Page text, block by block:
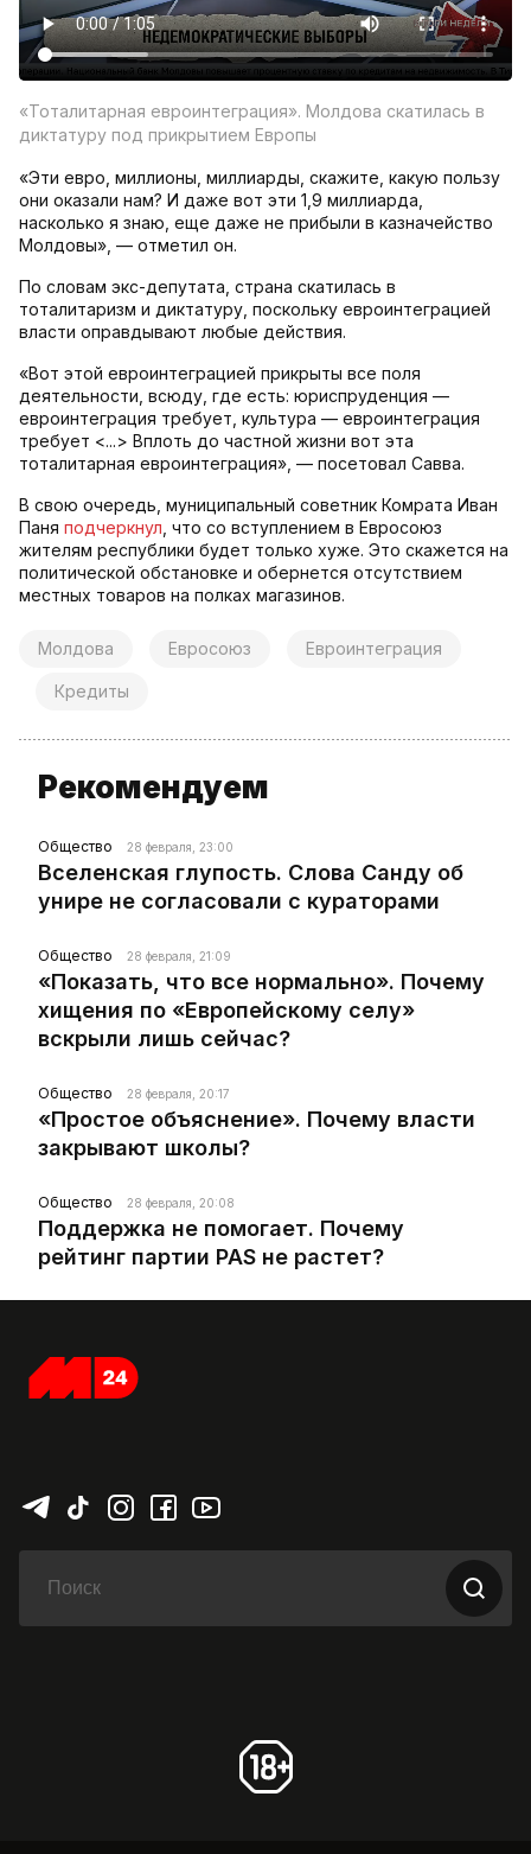
«Тоталитарная евроинтеграция». Молдова скатилась в
диктатуру под прикрытием Европы
«Эти евро, миллионы, миллиарды, скажите, какую пользу
они оказали нам? И даже вот эти 1,9 миллиарда,
насколько я знаю, еще даже не прибыли в казначейство
Молдовы», — отметил он.
По словам экс-депутата, страна скатилась в
тоталитаризм и диктатуру, поскольку евроинтеграцией
власти оправдывают любые действия.
«Вот этой евроинтеграцией прикрыты все поля
деятельности, всюду, где есть: юриспруденция —
евроинтеграция требует, культура — евроинтеграция
требует <...> Вплоть до частной жизни вот эта
тоталитарная евроинтеграция», — посетовал Савва.
В свою очередь, муниципальный советник Комрата Иван
Паня подчеркнул , что со вступлением в Евросоюз
жителям республики будет только хуже. Это скажется на
политической обстановке и обернется отсутствием
местных товаров на полках магазинов.
Молдова Евросоюз Евроинтеграция
Кредиты
Рекомендуем
Общество 28 февраля, 23:00
Вселенская глупость. Слова Санду об
унире не согласовали с кураторами
Общество 28 февраля, 21:09
«Показать, что все нормально». Почему
хищения по «Европейскому селу»
вскрыли лишь сейчас?
Общество 28 февраля, 20:17
«Простое объяснение». Почему власти
закрывают школы?
Общество 28 февраля, 20:08
Поддержка не помогает. Почему
рейтинг партии PAS не растет?